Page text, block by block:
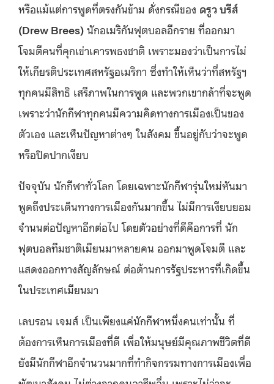
หรือแม้แต่การพูดที่ตรงกันข้าม ดั่งกรณีของ ดรูว บรีส์
(Drew Brees) นักอเมริกันฟุตบอลอีกราย ที่ออกมา
โจมตีคนที่คุกเข่าเคารพธงชาติ เพราะมองว่าเป็นการไม่
ให้เกียรติประเทศสหรัฐอเมริกา ซึ่งทำให้เห็นว่าที่สหรัฐฯ
ทุกคนมีสิทธิ เสรีภาพในการพูด และพวกเขากล้าที่จะพูด
เพราะว่านักกีฬาทุกคนมีความคิดทางการเมืองเป็นของ
ตัวเอง และเห็นปัญหาต่างๆ ในสังคม ขึ้นอยู่กับว่าจะพูด
หรือปิดปากเงียบ
ปัจจุบัน นักกีฬาทั่วโลก โดยเฉพาะนักกีฬารุ่นใหม่หันมา
พูดถึงประเด็นทางการเมืองกันมากขึ้น ไม่มีการเงียบยอม
จำนนต่อปัญหาอีกต่อไป โดยตัวอย่างที่ดีคือการที่ นัก
ฟุตบอลทีมชาติเมียนมาหลายคน ออกมาพูดโจมตี และ
แสดงออกทางสัญลักษณ์ ต่อต้านการรัฐประหารที่เกิดขึ้น
ในประเทศเมียนมา
เลบรอน เจมส์ เป็นเพียงแค่นักกีฬาหนึ่งคนเท่านั้น ที่
ต้องการเห็นการเมืองที่ดี เพื่อให้มนุษย์มีคุณภาพชีวิตที่ดี
ยังมีนักกีฬาอีกจำนวนมากที่ทำกิจกรรมทางการเมืองเพื่อ